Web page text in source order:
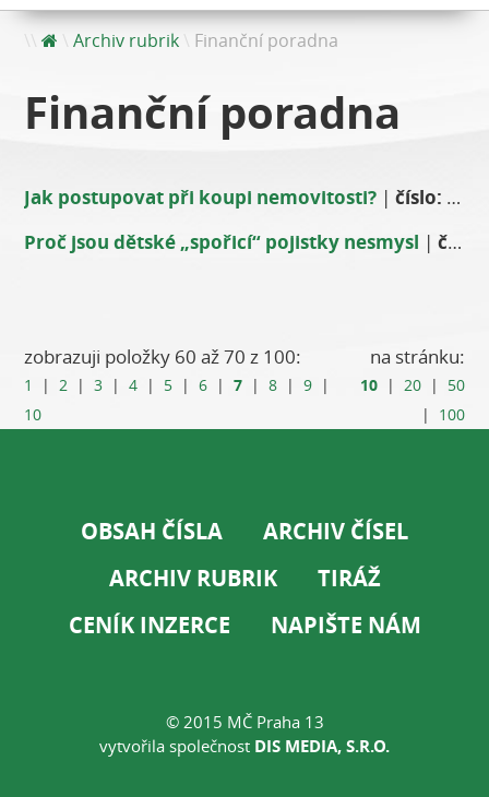
Archiv rubrik Finanční poradna
Finanční poradna
Jak postupovat při koupi nemovitosti? |číslo:
Proč jsou dětské „spořicí“ pojistky nesmysl |číslo:
zobrazuji položky 60 až 70 z 100:
1 | 2 |3 |4 | 5 |6 |7 |8 |9 |
10
na stránku:
10| 20| 50
| 100
OBSAH ČÍSLA
ARCHIV ČÍSEL
ARCHIV RUBRIK
TIRÁŽ
CENÍK INZERCE
NAPIŠTE NÁM
© 2015 MČ Praha 13
vytvořila společnost DIS MEDIA, S.R.O.